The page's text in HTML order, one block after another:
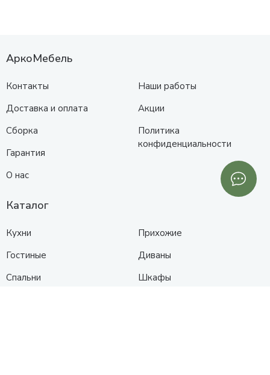
АркоМебель
Контакты
Доставка и оплата
Сборка
Гарантия
О нас
Наши работы
Акции
Политика
конфиденциальности
Каталог
Кухни
Гостиные
Спальни
Прихожие
Диваны
Шкафы